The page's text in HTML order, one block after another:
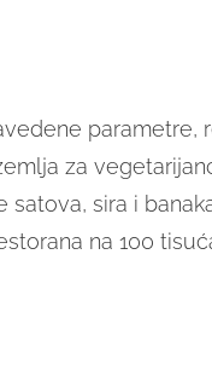
parametre,
za
satova, sira i
na 100